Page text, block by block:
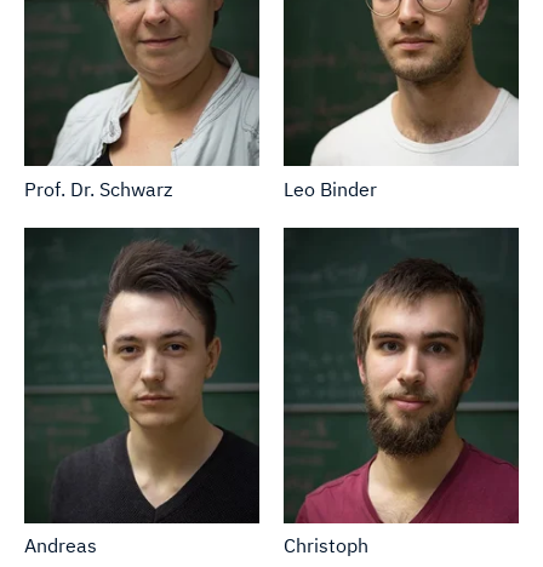
Prof. Dr. Schwarz Leo Binder
Andreas Christoph